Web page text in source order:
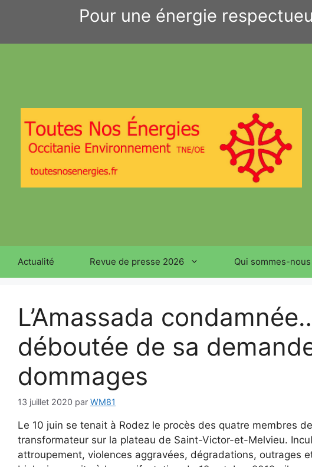
Pour une énergie
Actualité Revue de presse 2026 Qui sommes-nous
L’Amassada
déboutée de sa
dommages
13 juillet 2020 par WM81
Le 10 juin se tenait à Rodez le procès des quatre membres
transformateur sur la plateau de Saint-Victor-et-Melvieu.
attroupement, violences aggravées, dégradations, outrages